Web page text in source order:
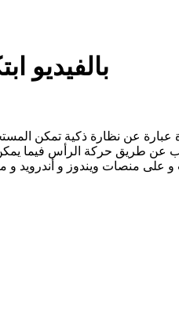
بالفيديو
عن نظارة ذكية تمكن